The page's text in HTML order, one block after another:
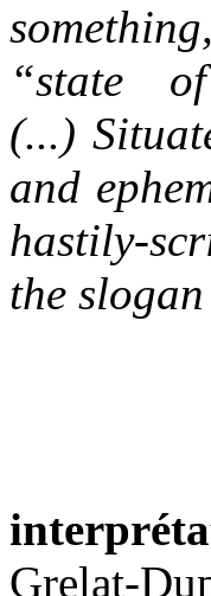
“state
(...)
and
hastily-
the
Grelat-